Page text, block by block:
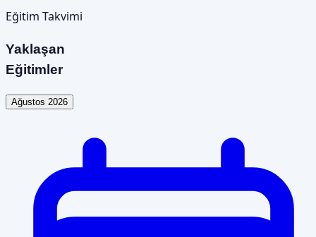
Eğitim Takvimi
Yaklaşan
Eğitimler
Ağustos 2026